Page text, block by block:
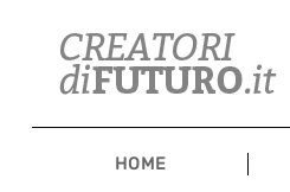
content
HOME